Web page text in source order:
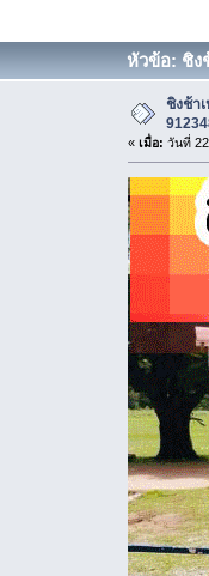
หัวข้อ: ชิง
ชิงช้า
« เมื่อ: วันที่